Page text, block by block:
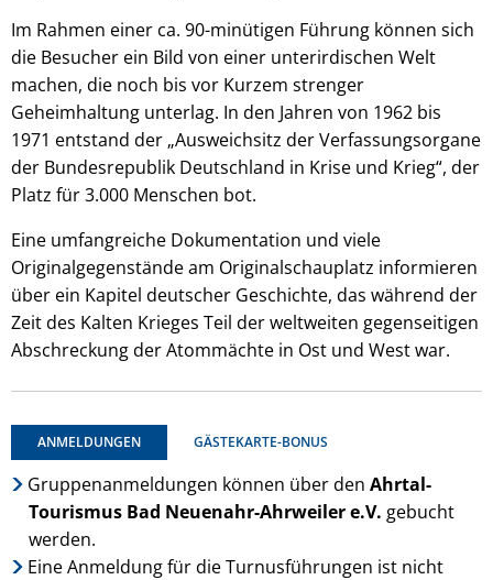
Im Rahmen einer ca. 90-minütigen Führung können sich
die Besucher ein Bild von einer unterirdischen Welt
machen, die noch bis vor Kurzem strenger
Geheimhaltung unterlag. In den Jahren von 1962 bis
1971 entstand der „Ausweichsitz der Verfassungsorgane
der Bundesrepublik Deutschland in Krise und Krieg“, der
Platz für 3.000 Menschen bot.
Eine umfangreiche Dokumentation und viele
Originalgegenstände am Originalschauplatz informieren
über ein Kapitel deutscher Geschichte, das während der
Zeit des Kalten Krieges Teil der weltweiten gegenseitigen
Abschreckung der Atommächte in Ost und West war.
ANMELDUNGEN GÄSTEKARTE-BONUS
Gruppenanmeldungen können über denAhrtal-
Tourismus Bad Neuenahr-Ahrweiler e.V. gebucht
werden.
Eine Anmeldung für die Turnusführungen ist nicht